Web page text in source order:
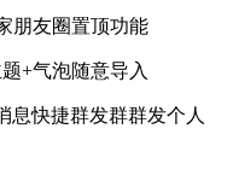
朋友圈置顶功能
+气泡随意导入
息快捷群发群群发个人